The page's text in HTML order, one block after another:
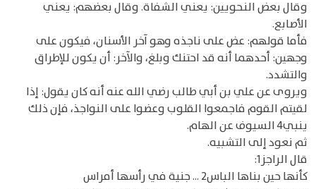
وقال بعض النحويين: يعني الشفاة. وقال بعضهم: يعني
الأصابع.
فأما قولهم: عض على ناجذه وهو آخر الأسنان، فيكون على
وجهين: أحدهما أنه قد احتنك وبلغ، والآخر: أن يكون للإطراق
والتشدد.
ويروى عن علي بن أبي طالب رضي الله عنه أنه كان يقول: إذا
لقيتم القوم فاجمعوا القلوب وعضوا على النواجذ، فإن ذلك
ينبي4 السيوف عن الهام.
ثم نعود إلى التشبيه.
قال الراجز1:
كأنها حين بناها الباس2 ... جنية في رأسها أمراس